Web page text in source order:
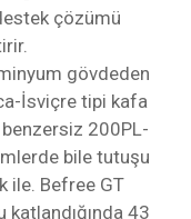
çözümü
gövdeden
İsviçre tipi kafa
200PL-
bile tutuşu
ile. Befree GT
43